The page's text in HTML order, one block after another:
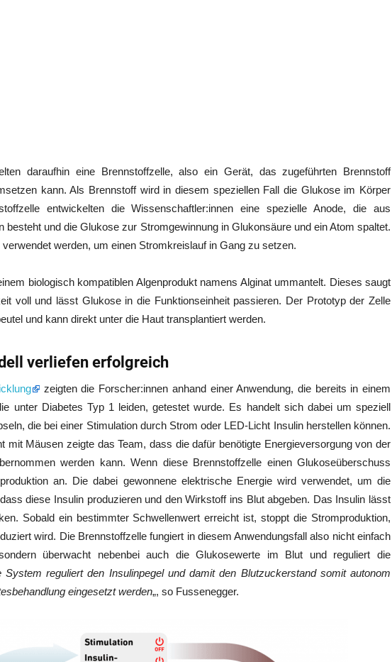
daraufhin eine Brennstoffzelle, also ein Gerät, das zugeführten Brennstoff
kann. Als Brennstoff wird in diesem speziellen Fall die Glukose im Körper
entwickelten die Wissenschaftler:innen eine spezielle Anode, die aus
besteht und die Glukose zur Stromgewinnung in Glukonsäure und ein Atom spaltet.
werden, um einen Stromkreislauf in Gang zu setzen.
biologisch kompatiblen Algenprodukt namens Alginat ummantelt. Dieses saugt
voll und lässt Glukose in die Funktionseinheit passieren. Der Prototyp der Zelle
und kann direkt unter die Haut transplantiert werden.
verliefen erfolgreich
zeigten die Forscher:innen anhand einer Anwendung, die bereits in einem
unter Diabetes Typ 1 leiden, getestet wurde. Es handelt sich dabei um speziell
die bei einer Stimulation durch Strom oder LED-Licht Insulin herstellen können.
mit Mäusen zeigte das Team, dass die dafür benötigte Energieversorgung von der
werden kann. Wenn diese Brennstoffzelle einen Glukoseüberschuss
an. Die dabei gewonnene elektrische Energie wird verwendet, um die
diese Insulin produzieren und den Wirkstoff ins Blut abgeben. Das Insulin lässt
Sobald ein bestimmter Schwellenwert erreicht ist, stoppt die Stromproduktion,
wird. Die Brennstoffzelle fungiert in diesem Anwendungsfall also nicht einfach
überwacht nebenbei auch die Glukosewerte im Blut und reguliert die
System reguliert den Insulinpegel und damit den Blutzuckerstand somit autonom
eingesetzt werden„, so Fussenegger.